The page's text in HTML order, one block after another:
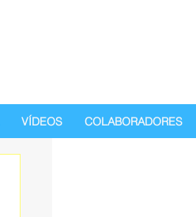
VÍDEOS COLABORADORES